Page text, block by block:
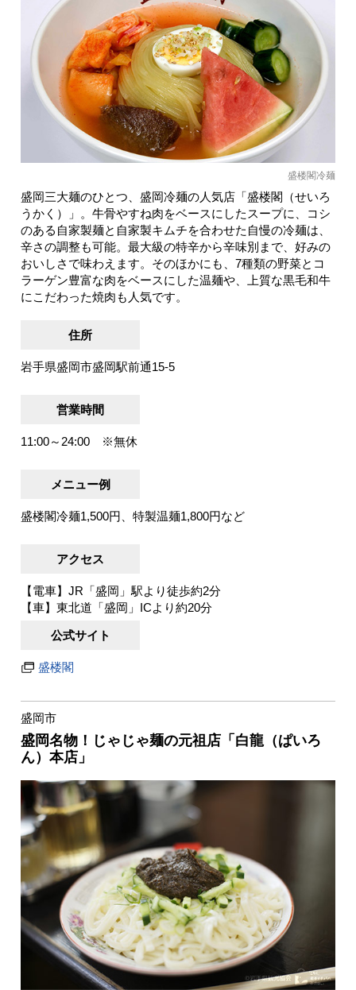
盛楼閣冷麺
盛岡三大麺のひとつ、盛岡冷麺の人気店「盛楼閣（せいろ
うかく）」。牛骨やすね肉をベースにしたスープに、コシ
のある自家製麺と自家製キムチを合わせた自慢の冷麺は、
辛さの調整も可能。最大級の特辛から辛味別まで、好みの
おいしさで味わえます。そのほかにも、7種類の野菜とコ
ラーゲン豊富な肉をベースにした温麺や、上質な黒毛和牛
にこだわった焼肉も人気です。
住所
岩手県盛岡市盛岡駅前通15-5
営業時間
11:00～24:00 ※無休
メニュー例
盛楼閣冷麺1,500円、特製温麺1,800円など
アクセス
【電車】JR「盛岡」駅より徒歩約2分
【車】東北道「盛岡」ICより約20分
公式サイト
盛楼閣
盛岡市
盛岡名物！じゃじゃ麺の元祖店「白龍（ぱいろ
ん）本店」